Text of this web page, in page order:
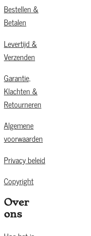
Bestellen &
Betalen
Levertijd &
Verzenden
Garantie,
Klachten &
Retourneren
Algemene
voorwaarden
Privacy beleid
Copyright
Over
ons